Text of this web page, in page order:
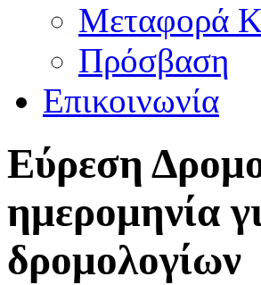
Μεταφορά
Πρόσβαση
Επικοινωνία
Εύρεση
ημερομηνία
δρομολογίων